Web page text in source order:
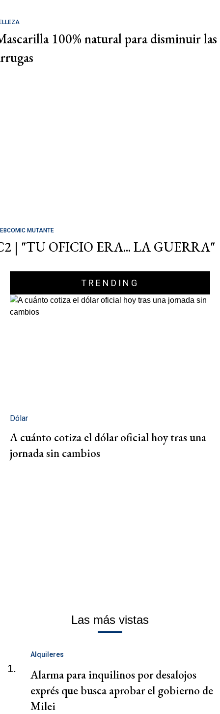
100% natural para disminuir las
MUTANTE
| "TU OFICIO ERA... LA GUERRA"
TRENDING
Dólar
A cuánto cotiza el dólar oficial hoy tras una
jornada sin cambios
Las más vistas
1.
Alquileres
Alarma para inquilinos por desalojos
exprés que busca aprobar el gobierno de
Milei